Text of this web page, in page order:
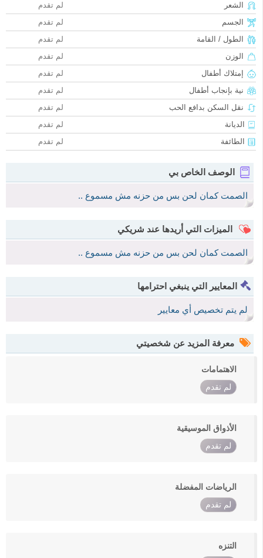
الشعر
لم تقدم
الجسم
لم تقدم
الطول / القامة
لم تقدم
الوزن
لم تقدم
إمتلاك أطفال
لم تقدم
نية بإنجاب أطفال
لم تقدم
نقل السكن بدافع الحب
لم تقدم
الديانة
لم تقدم
الطائفة
لم تقدم
الوصف الخاص بي
الصمت كمان لحن بس من حزنه مش مسموع ..
الميزات التي أريدها عند شريكي
الصمت كمان لحن بس من حزنه مش مسموع ..
المعايير التي ينبغي احترامها
لم يتم تخصيص أي معايير
معرفة المزيد عن شخصيتي
الاهتمامات
لم تقدم
الأذواق الموسيقية
لم تقدم
الرياضات المفضلة
لم تقدم
التنزه